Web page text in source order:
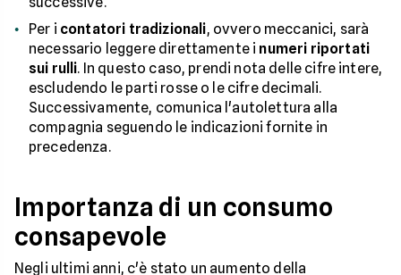
Per i contatori tradizionali, ovvero meccanici, sarà
necessario leggere direttamente i numeri riportati
sui rulli. In questo caso, prendi nota delle cifre intere,
escludendo le parti rosse o le cifre decimali.
Successivamente, comunica l'autolettura alla
compagnia seguendo le indicazioni fornite in
precedenza.
Importanza di un consumo
consapevole
Negli ultimi anni, c'è stato un aumento della